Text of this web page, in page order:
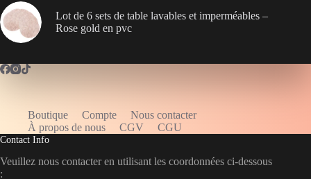
Lot de 6 sets de table lavables et imperméables –
Rose gold en pvc
Boutique Compte
Nous contacter
À propos de nous
CGV CGU
Contact Info
Veuillez nous contacter en utilisant les coordonnées ci-dessous
:
WELCOME5